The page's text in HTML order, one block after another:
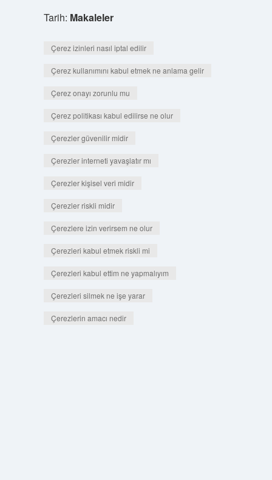
Tarih: Makaleler
Çerez izinleri nasıl iptal edilir
Çerez kullanımını kabul etmek ne anlama gelir
Çerez onayı zorunlu mu
Çerez politikası kabul edilirse ne olur
Çerezler güvenilir midir
Çerezler interneti yavaşlatır mı
Çerezler kişisel veri midir
Çerezler riskli midir
Çerezlere izin verirsem ne olur
Çerezleri kabul etmek riskli mi
Çerezleri kabul ettim ne yapmalıyım
Çerezleri silmek ne işe yarar
Çerezlerin amacı nedir